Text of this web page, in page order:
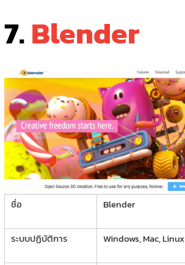
7.Blender
ชื่อ Blender
ระบบปฏิบัติการ Windows, Mac, Linux